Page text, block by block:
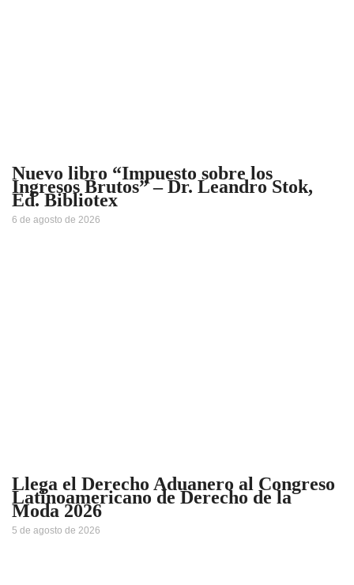
Nuevo libro “Impuesto sobre los
Ingresos Brutos” – Dr. Leandro Stok,
Ed. Bibliotex
6 de agosto de 2026
Llega el Derecho Aduanero al Congreso
Latinoamericano de Derecho de la
Moda 2026
5 de agosto de 2026